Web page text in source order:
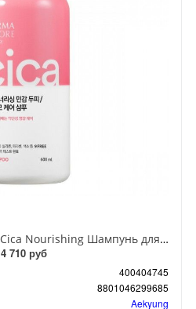
Aekyung Derma & More Cica Nourishing Шампунь для поврежденных волос Питание 600 мл
4 710 руб
400404745
8801046299685
Aekyung